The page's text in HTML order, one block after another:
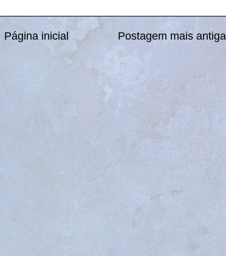
Postagem mais antiga
Página inicial